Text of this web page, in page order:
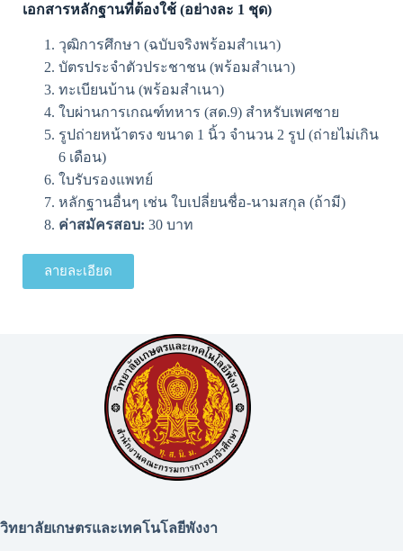
เอกสารหลักฐานที่ต้องใช้ (อย่างละ 1 ชุด)
วุฒิการศึกษา (ฉบับจริงพร้อมสำเนา)
บัตรประจำตัวประชาชน (พร้อมสำเนา)
ทะเบียนบ้าน (พร้อมสำเนา)
ใบผ่านการเกณฑ์ทหาร (สด.9) สำหรับเพศชาย
รูปถ่ายหน้าตรง ขนาด 1 นิ้ว จำนวน 2 รูป (ถ่ายไม่เกิน
6 เดือน)
ใบรับรองแพทย์
หลักฐานอื่นๆ เช่น ใบเปลี่ยนชื่อ-นามสกุล (ถ้ามี)
ค่าสมัครสอบ: 30 บาท
ลายละเอียด
วิทยาลัยเกษตรและเทคโนโลยีพังงา